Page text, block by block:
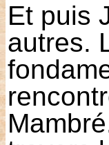
Et puis
autres.